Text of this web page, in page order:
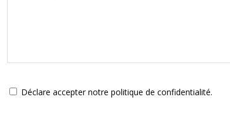
Déclare accepter notre politique de confidentialité.